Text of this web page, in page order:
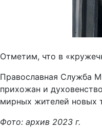
Отметим, что в
Православная Служба
прихожан и
мирных жителей новых
Фото: архив 2023 г.